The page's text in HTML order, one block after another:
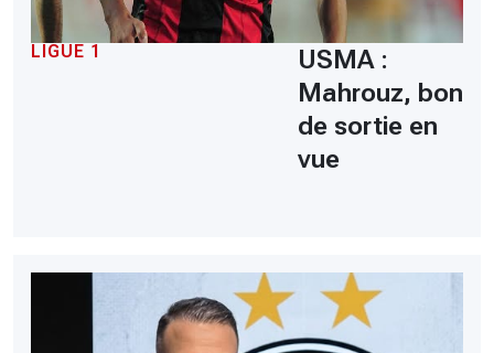
LIGUE 1
USMA :
Mahrouz, bon
de sortie en
vue